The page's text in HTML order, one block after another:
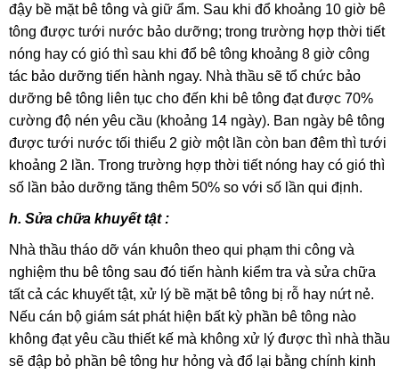
đậy bề mặt bê tông và giữ ẩm. Sau khi đổ khoảng 10 giờ bê
tông được tưới nước bảo dưỡng; trong trường hợp thời tiết
nóng hay có gió thì sau khi đổ bê tông khoảng 8 giờ công
tác bảo dưỡng tiến hành ngay. Nhà thầu sẽ tổ chức bảo
dưỡng bê tông liên tục cho đến khi bê tông đạt được 70%
cường độ nén yêu cầu (khoảng 14 ngày). Ban ngày bê tông
được tưới nước tối thiểu 2 giờ một lần còn ban đêm thì tưới
khoảng 2 lần. Trong trường hợp thời tiết nóng hay có gió thì
số lần bảo dưỡng tăng thêm 50% so với số lần qui định.
h. Sửa chữa khuyết tật :
Nhà thầu tháo dỡ ván khuôn theo qui phạm thi công và
nghiệm thu bê tông sau đó tiến hành kiểm tra và sửa chữa
tất cả các khuyết tật, xử lý bề mặt bê tông bị rỗ hay nứt nẻ.
Nếu cán bộ giám sát phát hiện bất kỳ phần bê tông nào
không đạt yêu cầu thiết kế mà không xử lý được thì nhà thầu
sẽ đập bỏ phần bê tông hư hỏng và đổ lại bằng chính kinh